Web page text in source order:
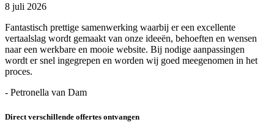
8 juli 2026
Fantastisch prettige samenwerking waarbij er een excellente
vertaalslag wordt gemaakt van onze ideeën, behoeften en wensen
naar een werkbare en mooie website. Bij nodige aanpassingen
wordt er snel ingegrepen en worden wij goed meegenomen in het
proces.
- Petronella van Dam
Direct verschillende offertes ontvangen